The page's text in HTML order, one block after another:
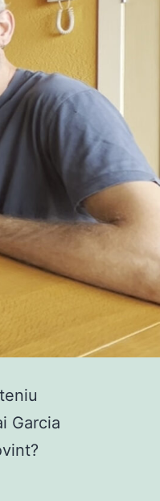
Garcia